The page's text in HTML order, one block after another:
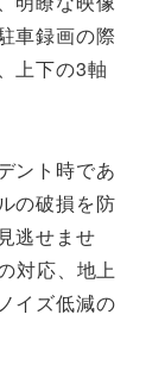
車録画の際
上下の3軸
ント時であ
の破損を防
逃せませ
対応、地上
イズ低減の